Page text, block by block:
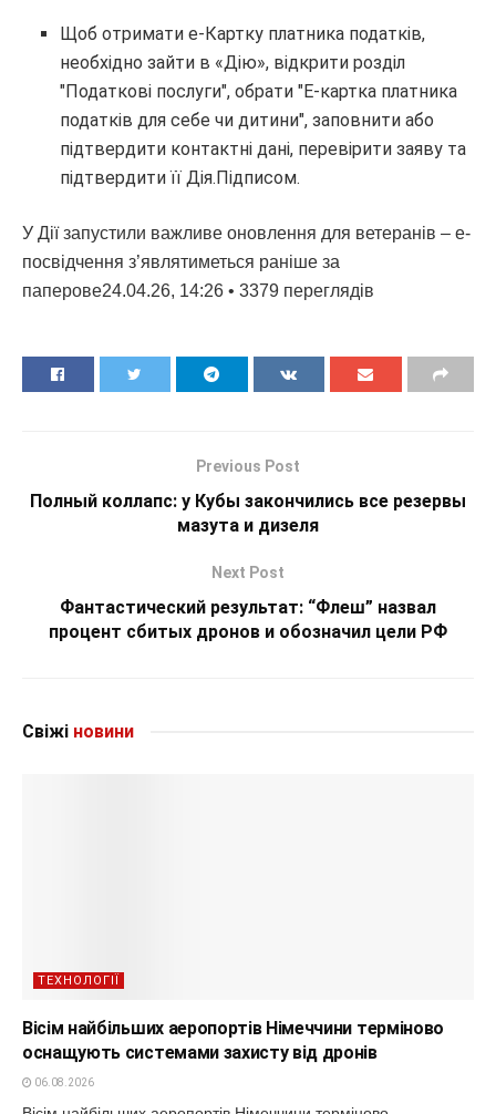
Щоб отримати е-Картку платника податків,
необхідно зайти в «Дію», відкрити розділ
"Податкові послуги", обрати "Е-картка платника
податків для себе чи дитини", заповнити або
підтвердити контактні дані, перевірити заяву та
підтвердити її Дія.Підписом.
У Дії запустили важливе оновлення для ветеранів – е-
посвідчення з’являтиметься раніше за
паперове24.04.26, 14:26 • 3379 переглядiв
Previous Post
Полный коллапс: у Кубы закончились все резервы
мазута и дизеля
Next Post
Фантастический результат: “Флеш” назвал
процент сбитых дронов и обозначил цели РФ
Свіжі новини
ТЕХНОЛОГІЇ
Вісім найбільших аеропортів Німеччини терміново
оснащують системами захисту від дронів
06.08.2026